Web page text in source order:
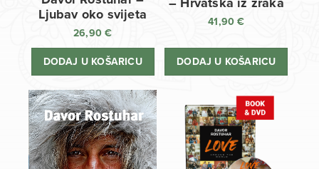
Ljubav oko svijeta
26,90€
DODAJ U KOŠARICU
41,90€
DODAJ U KOŠARICU